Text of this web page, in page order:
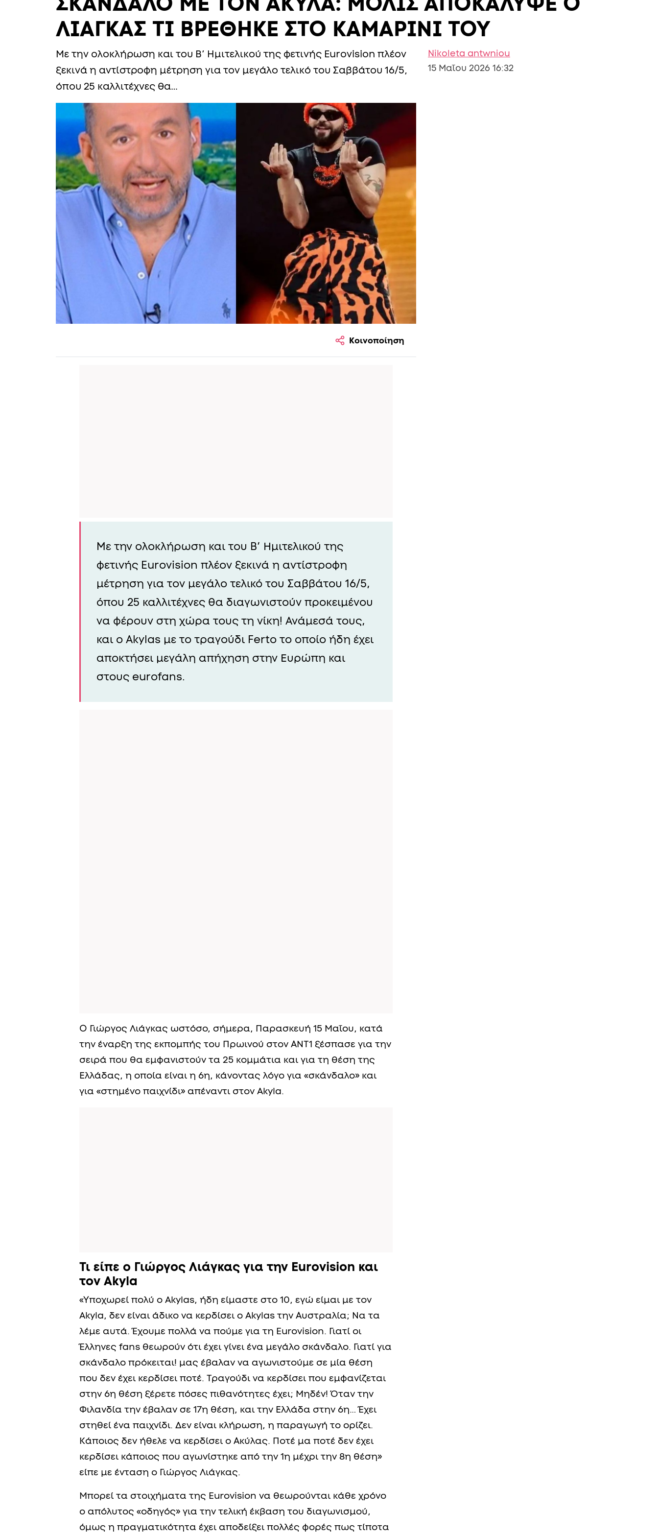
ΣΚΑΝΔΑΛΟ ΜΕ ΤΟΝ ΑΚΥΛΑ: ΜΟΛΙΣ ΑΠΟΚΑΛΥΨΕ Ο
ΛΙΑΓΚΑΣ ΤΙ ΒΡΕΘΗΚΕ ΣΤΟ ΚΑΜΑΡΙΝΙ ΤΟΥ
Με την ολοκλήρωση και του Β’ Ημιτελικού της φετινής Eurovision πλέον
ξεκινά η αντίστροφη μέτρηση για τον μεγάλο τελικό του Σαββάτου 16/5,
όπου 25 καλλιτέχνες θα…
Nikoleta antwniou
15 Μαΐου 2026 16:32
Κοινοποίηση
Με την ολοκλήρωση και του Β’ Ημιτελικού της
φετινής Eurovision πλέον ξεκινά η αντίστροφη
μέτρηση για τον μεγάλο τελικό του Σαββάτου 16/5,
όπου 25 καλλιτέχνες θα διαγωνιστούν προκειμένου
να φέρουν στη χώρα τους τη νίκη! Ανάμεσά τους,
και ο Akylas με το τραγούδι Ferto το οποίο ήδη έχει
αποκτήσει μεγάλη απήχηση στην Ευρώπη και
στους eurofans.
Ο Γιώργος Λιάγκας ωστόσο, σήμερα, Παρασκευή 15 Μαΐου, κατά
την έναρξη της εκπομπής του Πρωινού στον ΑΝΤ1 ξέσπασε για την
σειρά που θα εμφανιστούν τα 25 κομμάτια και για τη θέση της
Ελλάδας, η οποία είναι η 6η, κάνοντας λόγο για «σκάνδαλο» και
για «στημένο παιχνίδι» απέναντι στον Akyla.
Τι είπε ο Γιώργος Λιάγκας για την Eurovision και
τον Akyla
«Υποχωρεί πολύ ο Akylas, ήδη είμαστε στο 10, εγώ είμαι με τον
Akyla, δεν είναι άδικο να κερδίσει ο Akylas την Αυστραλία; Να τα
λέμε αυτά. Έχουμε πολλά να πούμε για τη Eurovision. Γιατί οι
Έλληνες fans θεωρούν ότι έχει γίνει ένα μεγάλο σκάνδαλο. Γιατί για
σκάνδαλο πρόκειται! μας έβαλαν να αγωνιστούμε σε μία θέση
που δεν έχει κερδίσει ποτέ. Τραγούδι να κερδίσει που εμφανίζεται
στην 6η θέση ξέρετε πόσες πιθανότητες έχει; Μηδέν! Όταν την
Φιλανδία την έβαλαν σε 17η θέση, και την Ελλάδα στην 6η… Έχει
στηθεί ένα παιχνίδι. Δεν είναι κλήρωση, η παραγωγή το ορίζει.
Κάποιος δεν ήθελε να κερδίσει ο Ακύλας. Ποτέ μα ποτέ δεν έχει
κερδίσει κάποιος που αγωνίστηκε από την 1η μέχρι την 8η θέση»
είπε με ένταση ο Γιώργος Λιάγκας.
Μπορεί τα στοιχήματα της Eurovision να θεωρούνται κάθε χρόνο
ο απόλυτος «οδηγός» για την τελική έκβαση του διαγωνισμού,
όμως η πραγματικότητα έχει αποδείξει πολλές φορές πως τίποτα